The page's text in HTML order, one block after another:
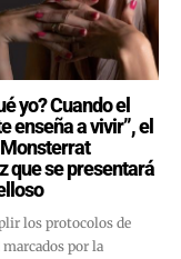
yo? Cuando el
enseña a vivir”, el
Monsterrat
que se presentará
los protocolos de
por la